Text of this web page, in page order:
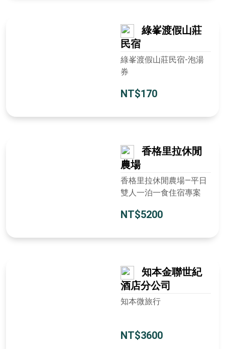
綠峯渡假山莊
民宿
綠峯渡假山莊民宿-泡湯
券
NT$170
香格里拉休閒
農場
香格里拉休閒農場―平日
雙人一泊一食住宿專案
NT$5200
知本金聯世紀
酒店分公司
知本微旅行
NT$3600